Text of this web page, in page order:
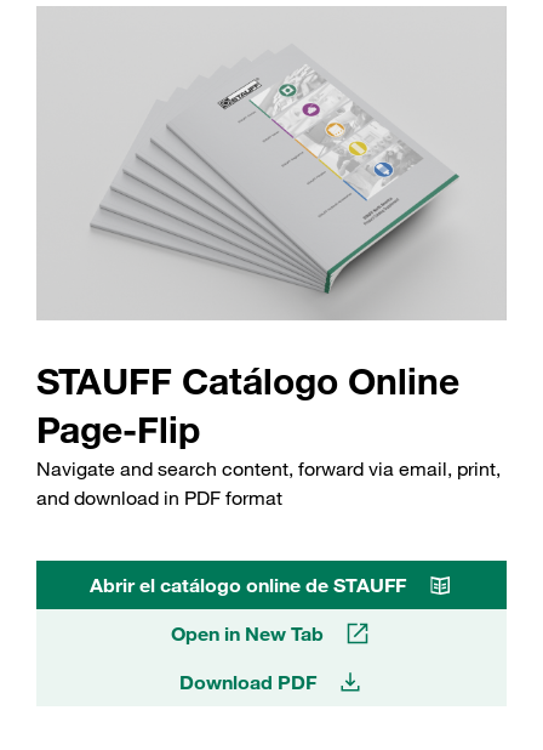
STAUFF Catálogo Online
Page-Flip
Navigate and search content, forward via email, print,
and download in PDF format
Abrir el catálogo online de STAUFF
Open in New Tab
Download PDF